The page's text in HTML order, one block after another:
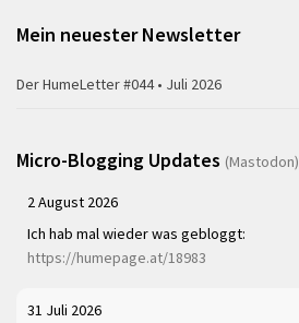
Mein neuester Newsletter
Der HumeLetter #044 • Juli 2026
Micro-Blogging Updates (Mastodon)
2 August 2026
Ich hab mal wieder was gebloggt:
https://humepage.at/18983
31 Juli 2026